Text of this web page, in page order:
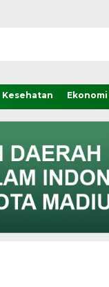
Kesehatan Ekonomi